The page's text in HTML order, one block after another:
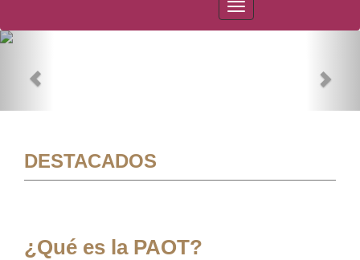
PAOT
DESTACADOS
¿Qué es la PAOT?